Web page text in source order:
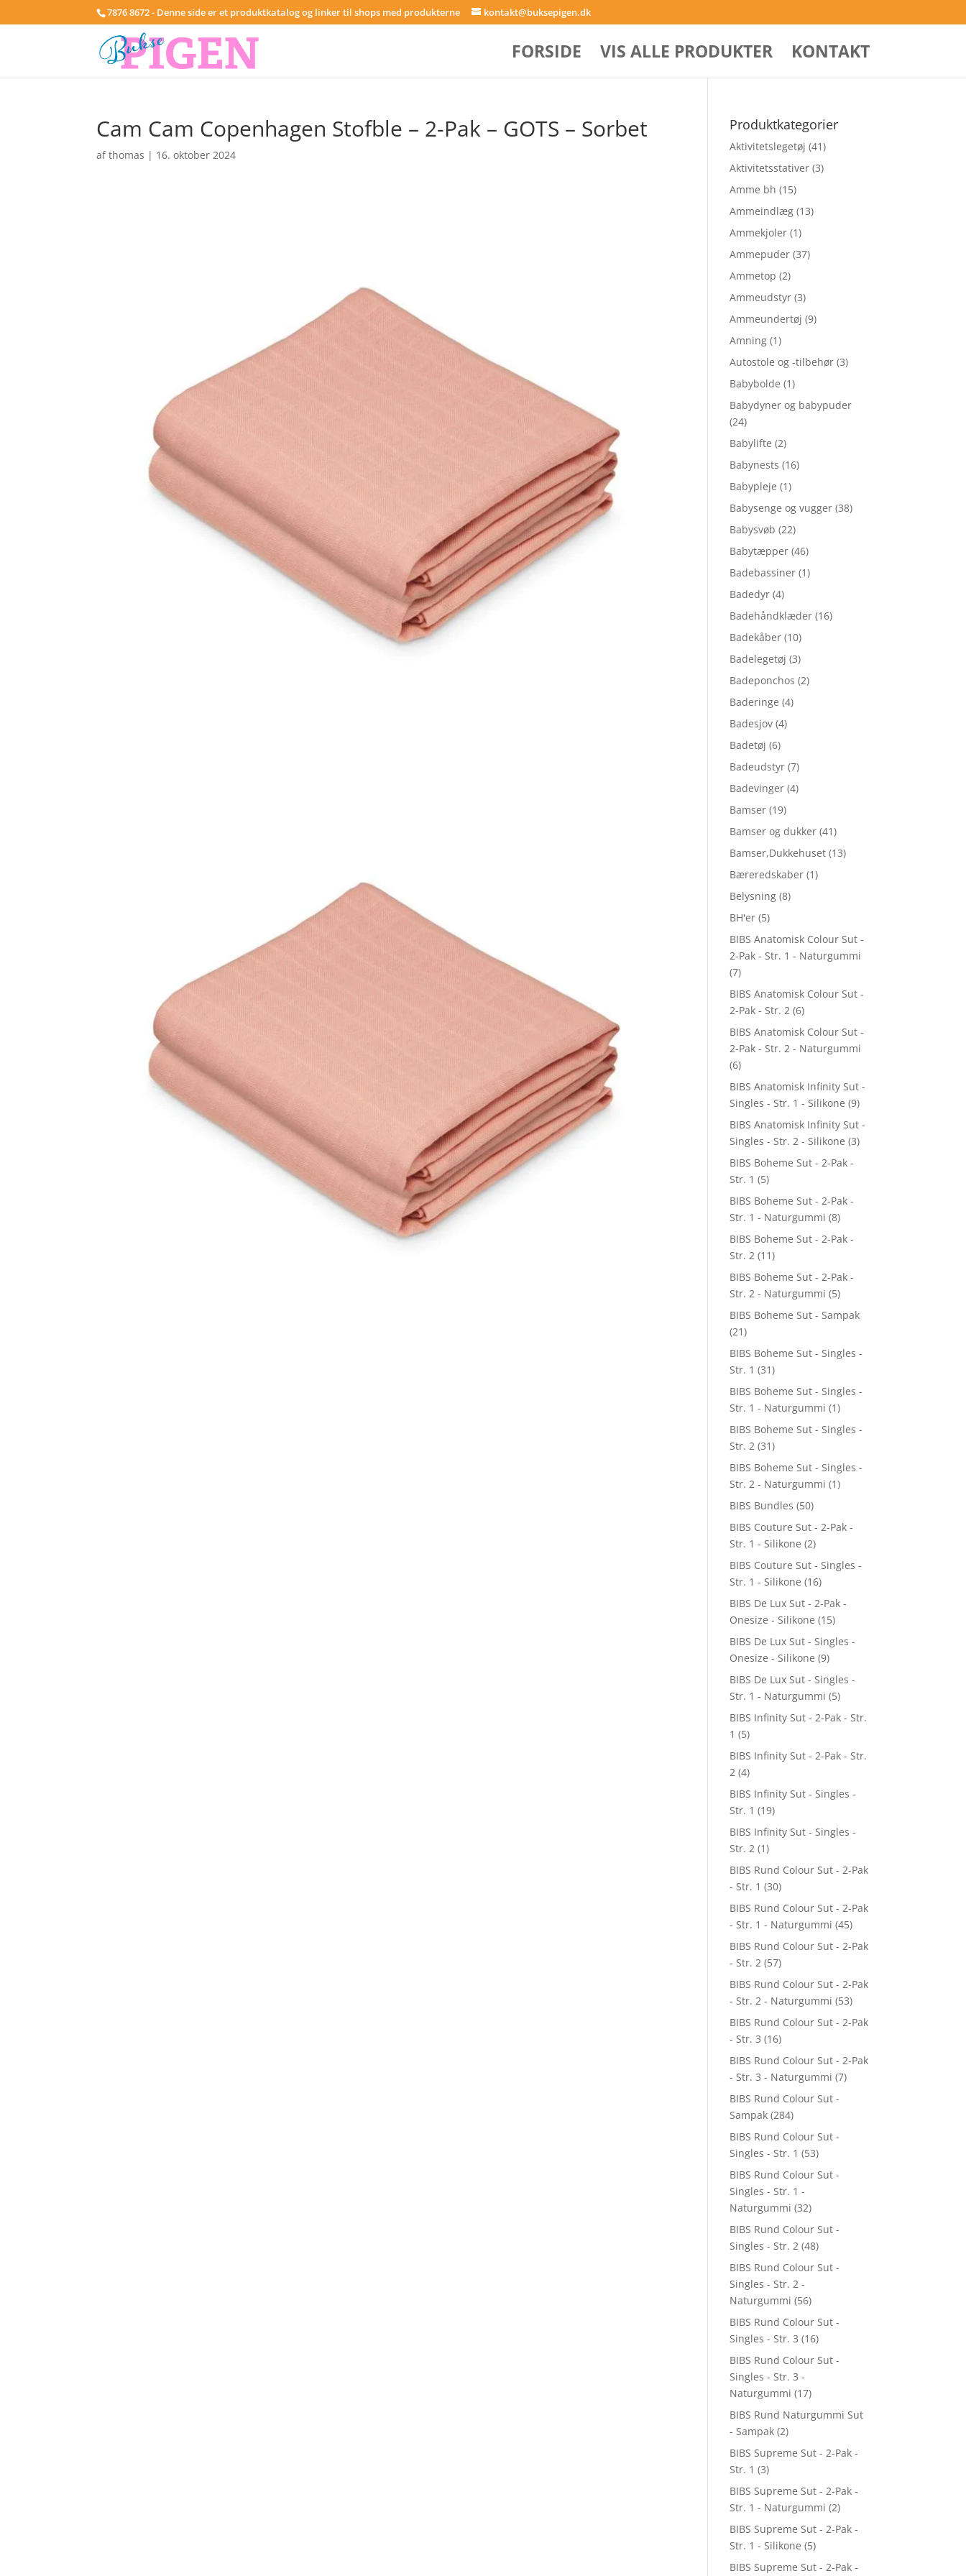
7876 8672 - Denne side er et produktkatalog og linker til shops med produkterne kontakt@buksepigen.dk
FORSIDE VIS ALLE PRODUKTER KONTAKT
Cam Cam Copenhagen Stofble – 2-Pak – GOTS – Sorbet
afthomas | 16. oktober 2024
Produktkategorier
Aktivitetslegetøj (41)
Aktivitetsstativer (3)
Amme bh (15)
Ammeindlæg (13)
Ammekjoler (1)
Ammepuder (37)
Ammetop (2)
Ammeudstyr (3)
Ammeundertøj (9)
Amning (1)
Autostole og -tilbehør (3)
Babybolde (1)
Babydyner og babypuder
(24)
Babylifte (2)
Babynests (16)
Babypleje (1)
Babysenge og vugger (38)
Babysvøb (22)
Babytæpper (46)
Badebassiner (1)
Badedyr (4)
Badehåndklæder (16)
Badekåber (10)
Badelegetøj (3)
Badeponchos (2)
Baderinge (4)
Badesjov (4)
Badetøj (6)
Badeudstyr (7)
Badevinger (4)
Bamser (19)
Bamser og dukker (41)
Bamser,Dukkehuset (13)
Bæreredskaber (1)
Belysning (8)
BH'er (5)
BIBS Anatomisk Colour Sut -
2-Pak - Str. 1 - Naturgummi
(7)
BIBS Anatomisk Colour Sut -
2-Pak - Str. 2 (6)
BIBS Anatomisk Colour Sut -
2-Pak - Str. 2 - Naturgummi
(6)
BIBS Anatomisk Infinity Sut -
Singles - Str. 1 - Silikone (9)
BIBS Anatomisk Infinity Sut -
Singles - Str. 2 - Silikone (3)
BIBS Boheme Sut - 2-Pak -
Str. 1 (5)
BIBS Boheme Sut - 2-Pak -
Str. 1 - Naturgummi (8)
BIBS Boheme Sut - 2-Pak -
Str. 2 (11)
BIBS Boheme Sut - 2-Pak -
Str. 2 - Naturgummi (5)
BIBS Boheme Sut - Sampak
(21)
BIBS Boheme Sut - Singles -
Str. 1 (31)
BIBS Boheme Sut - Singles -
Str. 1 - Naturgummi (1)
BIBS Boheme Sut - Singles -
Str. 2 (31)
BIBS Boheme Sut - Singles -
Str. 2 - Naturgummi (1)
BIBS Bundles (50)
BIBS Couture Sut - 2-Pak -
Str. 1 - Silikone (2)
BIBS Couture Sut - Singles -
Str. 1 - Silikone (16)
BIBS De Lux Sut - 2-Pak -
Onesize - Silikone (15)
BIBS De Lux Sut - Singles -
Onesize - Silikone (9)
BIBS De Lux Sut - Singles -
Str. 1 - Naturgummi (5)
BIBS Infinity Sut - 2-Pak - Str.
1 (5)
BIBS Infinity Sut - 2-Pak - Str.
2 (4)
BIBS Infinity Sut - Singles -
Str. 1 (19)
BIBS Infinity Sut - Singles -
Str. 2 (1)
BIBS Rund Colour Sut - 2-Pak
- Str. 1 (30)
BIBS Rund Colour Sut - 2-Pak
- Str. 1 - Naturgummi (45)
BIBS Rund Colour Sut - 2-Pak
- Str. 2 (57)
BIBS Rund Colour Sut - 2-Pak
- Str. 2 - Naturgummi (53)
BIBS Rund Colour Sut - 2-Pak
- Str. 3 (16)
BIBS Rund Colour Sut - 2-Pak
- Str. 3 - Naturgummi (7)
BIBS Rund Colour Sut -
Sampak (284)
BIBS Rund Colour Sut -
Singles - Str. 1 (53)
BIBS Rund Colour Sut -
Singles - Str. 1 -
Naturgummi (32)
BIBS Rund Colour Sut -
Singles - Str. 2 (48)
BIBS Rund Colour Sut -
Singles - Str. 2 -
Naturgummi (56)
BIBS Rund Colour Sut -
Singles - Str. 3 (16)
BIBS Rund Colour Sut -
Singles - Str. 3 -
Naturgummi (17)
BIBS Rund Naturgummi Sut
- Sampak (2)
BIBS Supreme Sut - 2-Pak -
Str. 1 (3)
BIBS Supreme Sut - 2-Pak -
Str. 1 - Naturgummi (2)
BIBS Supreme Sut - 2-Pak -
Str. 1 - Silikone (5)
BIBS Supreme Sut - 2-Pak -